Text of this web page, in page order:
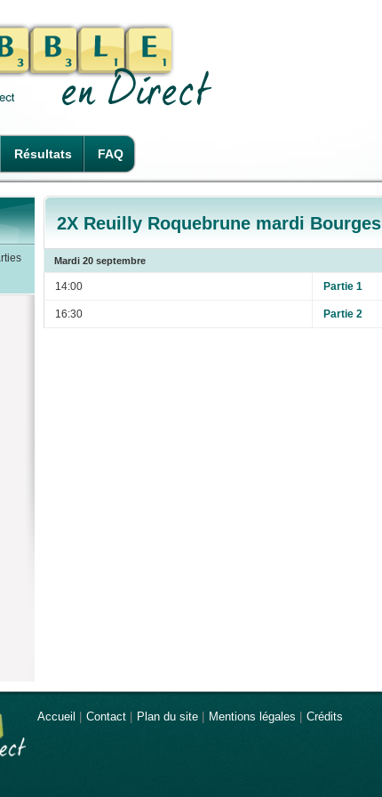
Résultats FAQ
2X Reuilly Roquebrune mardi Bourges
Mardi 20 septembre
14:00 Partie 1
16:30 Partie 2
Accueil Contact Plan du site Mentions légales Crédits